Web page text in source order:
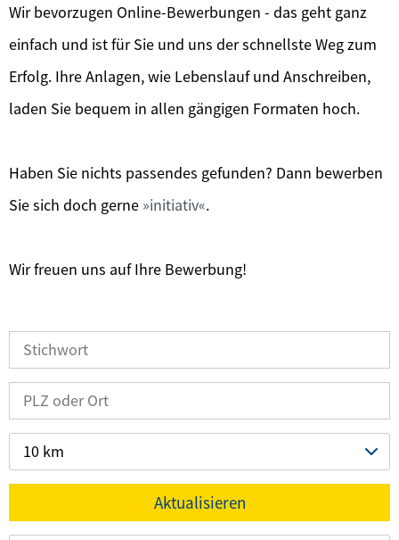
Wir bevorzugen Online-Bewerbungen - das geht ganz
einfach und ist für Sie und uns der schnellste Weg zum
Erfolg. Ihre Anlagen, wie Lebenslauf und Anschreiben,
laden Sie bequem in allen gängigen Formaten hoch.
Haben Sie nichts passendes gefunden? Dann bewerben
Sie sich doch gerne initiativ .
Wir freuen uns auf Ihre Bewerbung!
10 km
Aktualisieren